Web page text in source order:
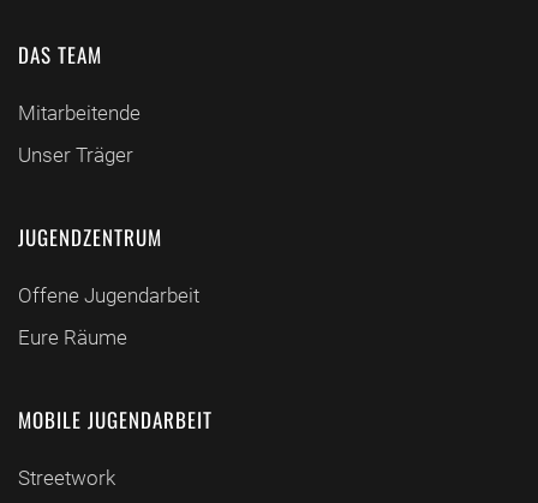
DAS TEAM
Mitarbeitende
Unser Träger
JUGENDZENTRUM
Offene Jugendarbeit
Eure Räume
MOBILE JUGENDARBEIT
Streetwork